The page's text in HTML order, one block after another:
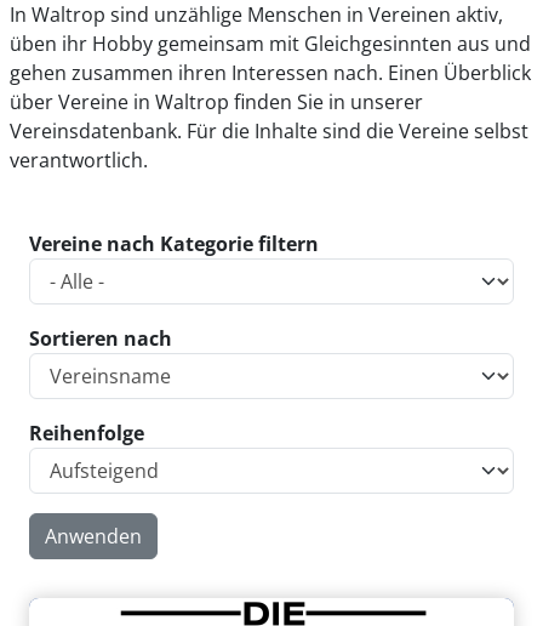
In Waltrop sind unzählige Menschen in Vereinen aktiv,
üben ihr Hobby gemeinsam mit Gleichgesinnten aus und
gehen zusammen ihren Interessen nach. Einen Überblick
über Vereine in Waltrop finden Sie in unserer
Vereinsdatenbank. Für die Inhalte sind die Vereine selbst
verantwortlich.
Vereine nach Kategorie filtern
Sortieren nach
Reihenfolge